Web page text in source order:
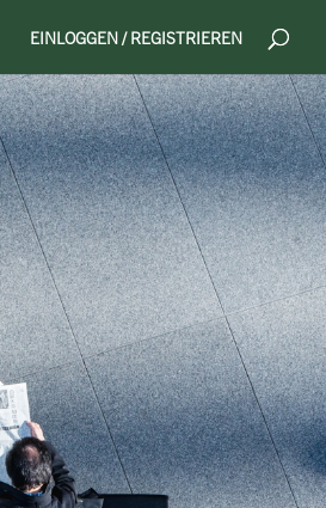
EINLOGGEN / REGISTRIEREN